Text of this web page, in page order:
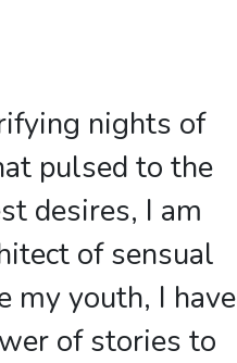
nights of
pulsed to the
desires, I am
of sensual
my youth, I have
of stories to